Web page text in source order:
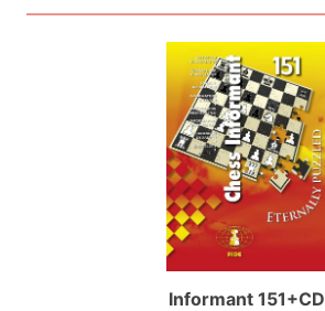
Informant 151+CD